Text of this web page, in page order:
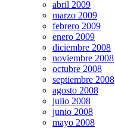
abril 2009
marzo 2009
febrero 2009
enero 2009
diciembre 2008
noviembre 2008
octubre 2008
septiembre 2008
agosto 2008
julio 2008
junio 2008
mayo 2008